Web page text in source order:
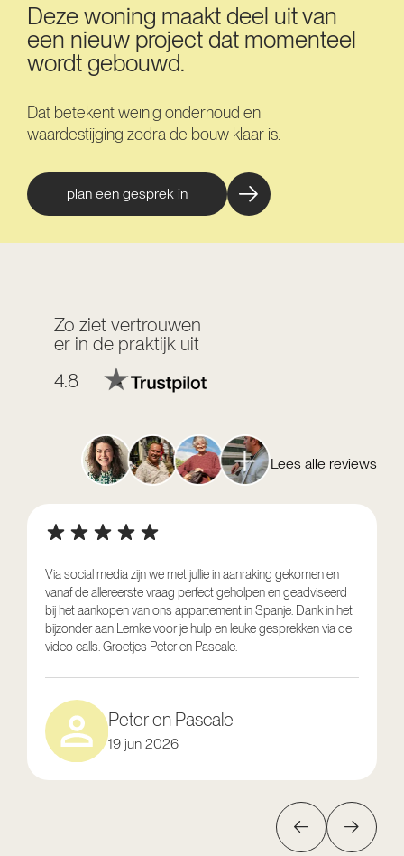
Deze woning maakt deel uit van
een nieuw project dat momenteel
wordt gebouwd.
Dat betekent weinig onderhoud en
waardestijging zodra de bouw klaar is.
plan een gesprek in
Zo ziet vertrouwen
er in de praktijk uit
4.8
Lees alle reviews
Via social media zijn we met jullie in aanraking gekomen en
vanaf de allereerste vraag perfect geholpen en geadviseerd
bij het aankopen van ons appartement in Spanje. Dank in het
bijzonder aan Lemke voor je hulp en leuke gesprekken via de
video calls. Groetjes Peter en Pascale.
Peter en Pascale
19 jun 2026